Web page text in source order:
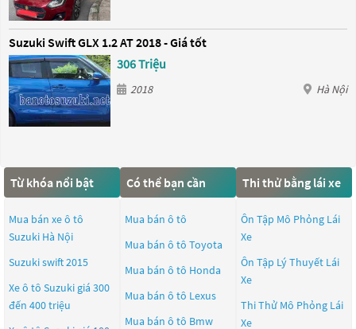
Suzuki Swift GLX 1.2 AT 2018 - Giá tốt
306 Triệu
2018 Hà Nội
Từ khóa nổi bật
Mua bán xe ô tô
Suzuki Hà Nội
Suzuki swift 2015
Xe ô tô Suzuki giá 300
đến 400 triệu
Có thể bạn cần
Mua bán ô tô
Mua bán ô tô Toyota
Mua bán ô tô Honda
Mua bán ô tô Lexus
Mua bán ô tô Bmw
Thi thử bằng lái xe
Ôn Tập Mô Phỏng Lái
Xe
Ôn Tập Lý Thuyết Lái
Xe
Thi Thử Mô Phỏng Lái
Xe